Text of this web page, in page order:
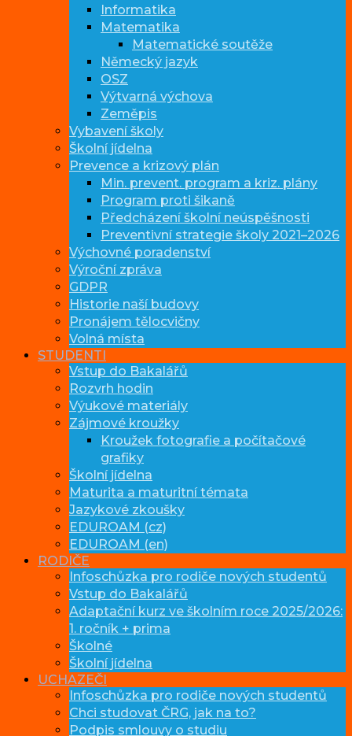
Informatika
Matematika
Matematické soutěže
Německý jazyk
OSZ
Výtvarná výchova
Zeměpis
Vybavení školy
Školní jídelna
Prevence a krizový plán
Min. prevent. program a kriz. plány
Program proti šikaně
Předcházení školní neúspěšnosti
Preventivní strategie školy 2021–2026
Výchovné poradenství
Výroční zpráva
GDPR
Historie naší budovy
Pronájem tělocvičny
Volná místa
STUDENTI
Vstup do Bakalářů
Rozvrh hodin
Výukové materiály
Zájmové kroužky
Kroužek fotografie a počítačové
grafiky
Školní jídelna
Maturita a maturitní témata
Jazykové zkoušky
EDUROAM (cz)
EDUROAM (en)
RODIČE
Infoschůzka pro rodiče nových studentů
Vstup do Bakalářů
Adaptační kurz ve školním roce 2025/2026:
1. ročník + prima
Školné
Školní jídelna
UCHAZEČI
Infoschůzka pro rodiče nových studentů
Chci studovat ČRG, jak na to?
Podpis smlouvy o studiu